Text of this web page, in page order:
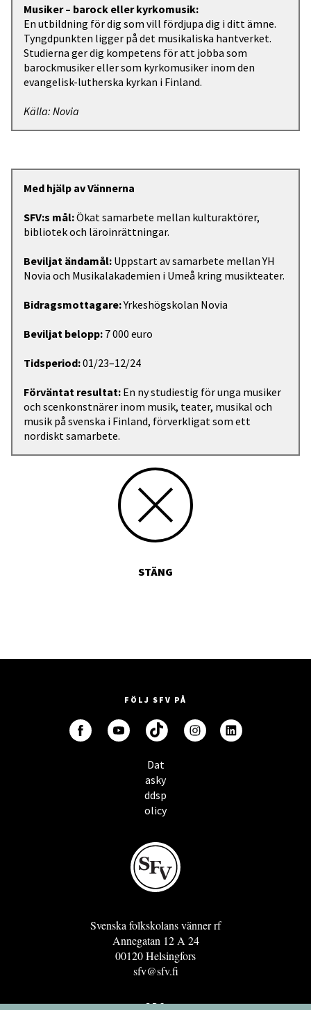
Musiker – barock eller kyrkomusik:
En utbildning för dig som vill fördjupa dig i ditt ämne.
Tyngdpunkten ligger på det musikaliska hantverket.
Studierna ger dig kompetens för att jobba som
barockmusiker eller som kyrkomusiker inom den
evangelisk-lutherska kyrkan i Finland.
Källa: Novia
Med hjälp av Vännerna
SFV:s mål:Ökat samarbete mellan kulturaktörer,
bibliotek och läroinrättningar.
Beviljat ändamål: Uppstart av samarbete mellan YH
Novia och Musikalakademien i Umeå kring musikteater.
Bidragsmottagare:Yrkeshögskolan Novia
Beviljat belopp: 7 000 euro
Tidsperiod:01/23–12/24
Förväntat resultat: En ny studiestig för unga musiker
och scenkonstnärer inom musik, teater, musikal och
musik på svenska i Finland, förverkligat som ett
nordiskt samarbete.
STÄNG
FÖLJ SFV PÅ
Dat
asky
ddsp
olicy
Svenska folkskolans vänner rf
Annegatan 12 A 24
00120 Helsingfors
sfv@sfv.fi
GRO